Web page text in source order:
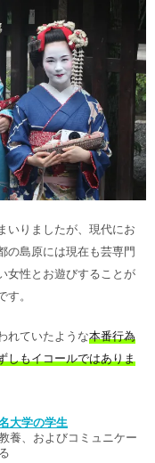
いりましたが、現代にお
の島原には現在も芸専門
女性とお遊びすることが
。
れていたような本番行為
しもイコールではありま
大学の学生
養、およびコミュニケー